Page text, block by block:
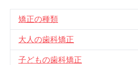
矯正の種類
大人の歯科矯正
子どもの歯科矯正